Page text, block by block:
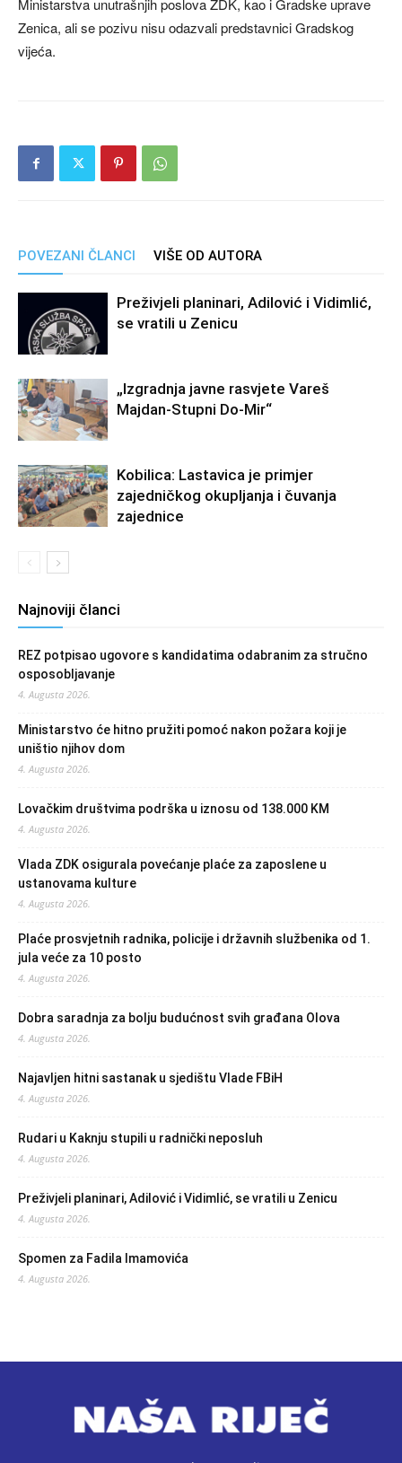
Ministarstva unutrašnjih poslova ZDK, kao i Gradske uprave
Zenica, ali se pozivu nisu odazvali predstavnici Gradskog
vijeća.
POVEZANI ČLANCI VIŠE OD AUTORA
Preživjeli planinari, Adilović i Vidimlić,
se vratili u Zenicu
„Izgradnja javne rasvjete Vareš
Majdan-Stupni Do-Mir“
Kobilica: Lastavica je primjer
zajedničkog okupljanja i čuvanja
zajednice
Najnoviji članci
REZ potpisao ugovore s kandidatima odabranim za stručno
osposobljavanje
4. Augusta 2026.
Ministarstvo će hitno pružiti pomoć nakon požara koji je
uništio njihov dom
4. Augusta 2026.
Lovačkim društvima podrška u iznosu od 138.000 KM
4. Augusta 2026.
Vlada ZDK osigurala povećanje plaće za zaposlene u
ustanovama kulture
4. Augusta 2026.
Plaće prosvjetnih radnika, policije i državnih službenika od 1.
jula veće za 10 posto
4. Augusta 2026.
Dobra saradnja za bolju budućnost svih građana Olova
4. Augusta 2026.
Najavljen hitni sastanak u sjedištu Vlade FBiH
4. Augusta 2026.
Rudari u Kaknju stupili u radnički neposluh
4. Augusta 2026.
Preživjeli planinari, Adilović i Vidimlić, se vratili u Zenicu
4. Augusta 2026.
Spomen za Fadila Imamovića
4. Augusta 2026.